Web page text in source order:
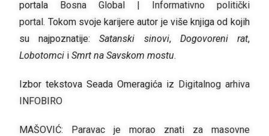
portala Bosna Global | Informativno politički
portal. Tokom svoje karijere autor je više knjiga od kojih
su najpoznatije:Satanski sinovi, Dogovoreni rat,
Lobotomci iSmrt na Savskom mostu.
Izbor tekstova Seada Omeragića iz Digitalnog arhiva
INFOBIRO
MAŠOVIĆ: Paravac je morao znati za masovne